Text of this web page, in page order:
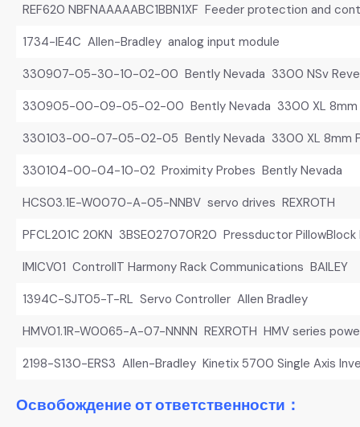
REF620 NBFNAAAAABC1BBN1XF Feeder protection and
1734-IE4C Allen-Bradley analog input module
330907-05-30-10-02-00 Bently Nevada 3300 NSv
330905-00-09-05-02-00 Bently Nevada 3300 XL 8mm
330103-00-07-05-02-05 Bently Nevada 3300 XL 8mm
330104-00-04-10-02 Proximity Probes Bently Nevada
HCS03.1E-W0070-A-05-NNBV servo drives REXROTH
PFCL201C 20KN 3BSE027070R20 Pressductor
IMICV01 ControlIT Harmony Rack Communications BAILEY
1394C-SJT05-T-RL Servo Controller Allen Bradley
HMV01.1R-W0065-A-07-NNNN REXROTH HMV series
2198-S130-ERS3 Allen-Bradley Kinetix 5700 Single Axis
Освобождение от ответственности：